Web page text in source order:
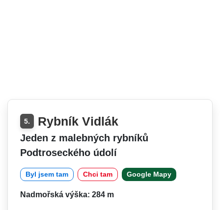
5. Rybník Vidlák
Jeden z malebných rybníků
Podtroseckého údolí
Byl jsem tam Chci tam Google Mapy
Nadmořská výška: 284 m